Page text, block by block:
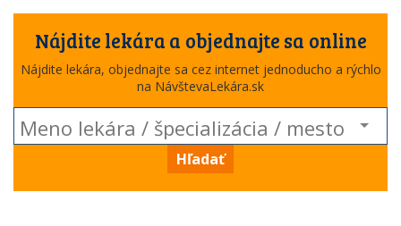
Nájdite lekára a objednajte sa online
Nájdite lekára, objednajte sa cez internet jednoducho a rýchlo
na NávštevaLekára.sk
Hľadať